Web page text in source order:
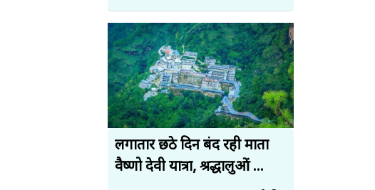
लगातार छठे दिन बंद रही माता
वैष्णो देवी यात्रा, श्रद्धालुओं ...